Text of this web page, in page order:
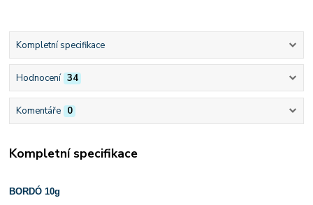
Kompletní specifikace
Hodnocení 34
Komentáře 0
Kompletní specifikace
BORDÓ 10g